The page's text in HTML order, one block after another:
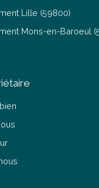
Lille (59800)
Mons-en-Baroeul